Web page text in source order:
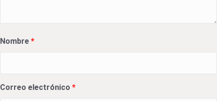
Nombre *
Correo electrónico *